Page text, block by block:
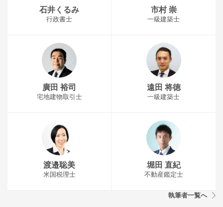
石井くるみ
行政書士
市村 崇
一級建築士
廣田 裕司
宅地建物取引士
遠田 将徳
一級建築士
渡邉聡美
米国税理士
堀田 直紀
不動産鑑定士
執筆者一覧へ